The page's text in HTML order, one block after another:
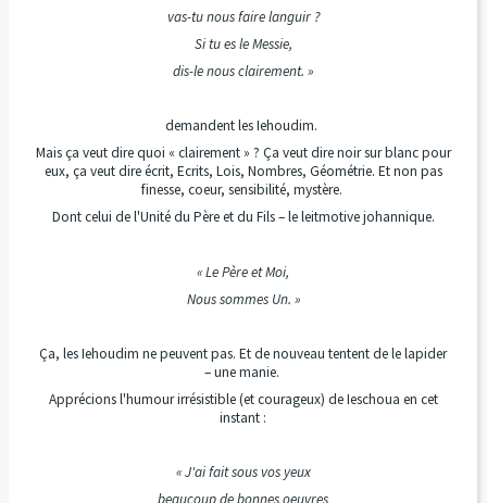
vas-tu nous faire languir ?
Si tu es le Messie,
dis-le nous clairement. »
demandent les Iehoudim.
Mais ça veut dire quoi « clairement » ? Ça veut dire noir sur blanc pour
eux, ça veut dire écrit, Ecrits, Lois, Nombres, Géométrie. Et non pas
finesse, coeur, sensibilité, mystère.
Dont celui de l'Unité du Père et du Fils – le leitmotive johannique.
« Le Père et Moi,
Nous sommes Un. »
Ça, les Iehoudim ne peuvent pas. Et de nouveau tentent de le lapider
– une manie.
Apprécions l'humour irrésistible (et courageux) de Ieschoua en cet
instant :
« J'ai fait sous vos yeux